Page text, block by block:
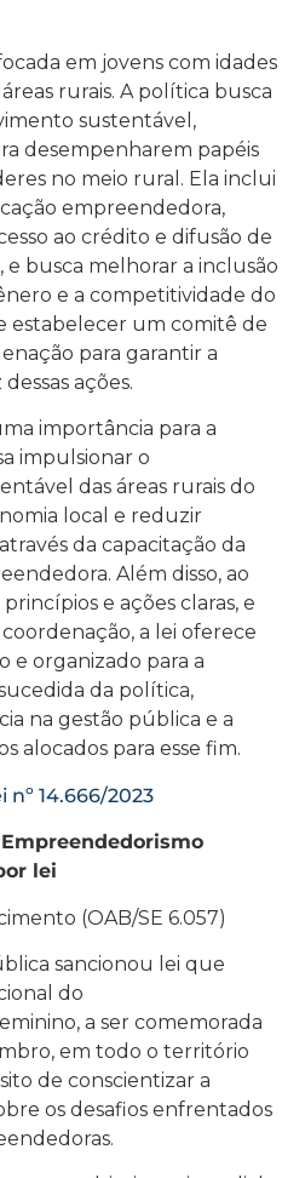
em jovens com idades
rurais. A política busca
sustentável,
desempenharem papéis
no meio rural. Ela inclui
empreendedora,
ao crédito e difusão de
busca melhorar a inclusão
e a competitividade do
estabelecer um comitê de
para garantir a
ações.
importância para a
impulsionar o
das áreas rurais do
local e reduzir
da capacitação da
Além disso, ao
e ações claras, e
a lei oferece
e organizado para a
da política,
na gestão pública e a
alocados para esse fim.
nº 14.666/2023
lei
(OAB/SE 6.057)
sancionou lei que
do
a ser comemorada
em todo o território
de conscientizar a
os desafios enfrentados